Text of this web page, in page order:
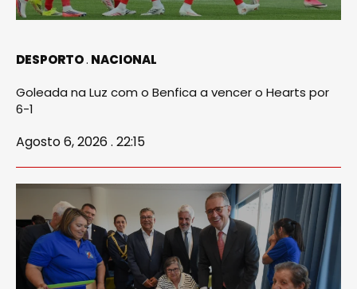
DESPORTO NACIONAL
Goleada na Luz com o Benfica a vencer o Hearts por
6-1
Agosto 6, 2026 . 22:15